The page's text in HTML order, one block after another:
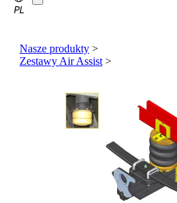
PL
Nasze produkty >
Zestawy Air Assist >